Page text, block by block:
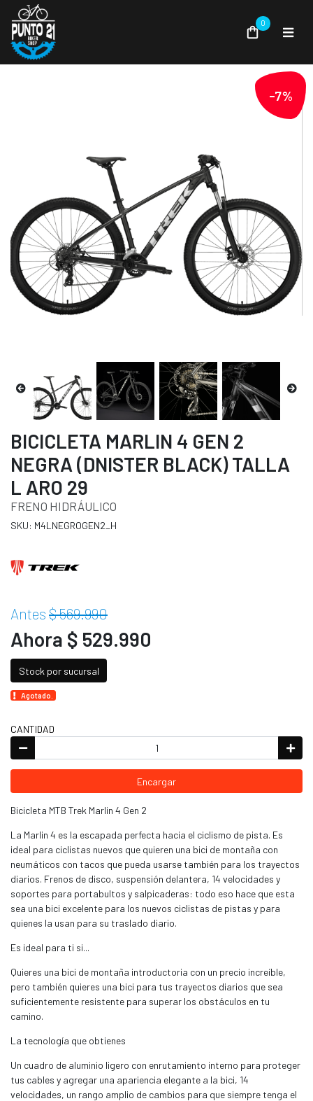
0
-7%
BICICLETA MARLIN 4 GEN 2
NEGRA (DNISTER BLACK) TALLA
L ARO 29
FRENO HIDRÁULICO
SKU: M4LNEGROGEN2_H
Antes $ 569.990
Ahora $ 529.990
Stock por sucursal
Agotado.
CANTIDAD
Encargar
Bicicleta MTB Trek Marlin 4 Gen 2
La Marlin 4 es la escapada perfecta hacia el ciclismo de pista. Es
ideal para ciclistas nuevos que quieren una bici de montaña con
neumáticos con tacos que pueda usarse también para los trayectos
diarios. Frenos de disco, suspensión delantera, 14 velocidades y
soportes para portabultos y salpicaderas: todo eso hace que esta
sea una bici excelente para los nuevos ciclistas de pistas y para
quienes la usan para su traslado diario.
Es ideal para ti si...
Quieres una bici de montaña introductoria con un precio increíble,
pero también quieres una bici para tus trayectos diarios que sea
suficientemente resistente para superar los obstáculos en tu
camino.
La tecnología que obtienes
Un cuadro de aluminio ligero con enrutamiento interno para proteger
tus cables y agregar una apariencia elegante a la bici, 14
velocidades, un rango amplio de cambios para que siempre tenga el